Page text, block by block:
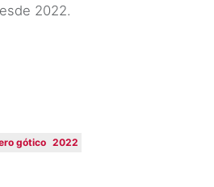
2022.
gótico 2022